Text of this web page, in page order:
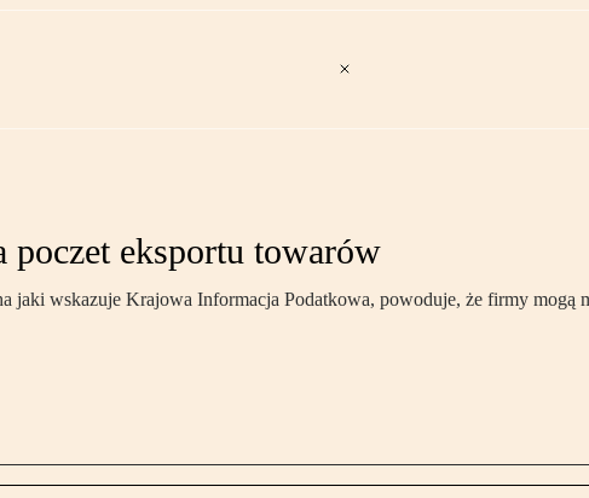
poczet eksportu towarów
jaki wskazuje Krajowa Informacja Podatkowa, powoduje, że firmy mogą